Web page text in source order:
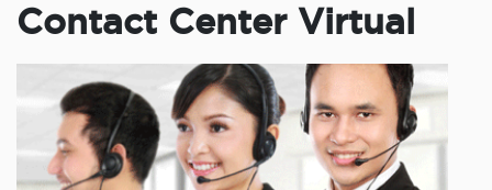
Contact Center Virtual